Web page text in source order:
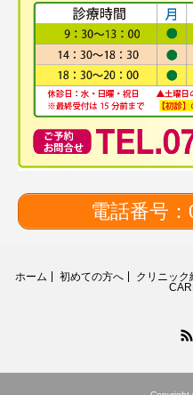
電話番号
ホーム 初めての方へ クリニック